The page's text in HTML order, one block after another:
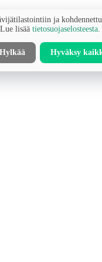
ja
lisää tietosuojaselosteesta
Hylkää Hyväksy